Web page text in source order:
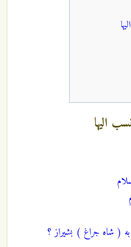
اليها
( شاه جراغ ) بشيراز ؟